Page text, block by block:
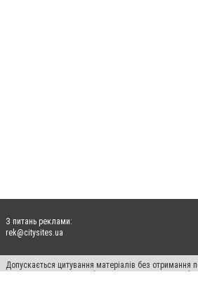
З питань реклами:
rek@citysites.ua
Допускається цитування матеріалів без
для пошукових систем гіперпосилання на цитовані